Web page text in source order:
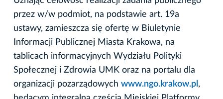
przez w/w podmiot, na podstawie art. 19a
ustawy, zamieszcza się ofertę w Biuletynie
Informacji Publicznej Miasta Krakowa, na
tablicach informacyjnych Wydziału Polityki
Społecznej i Zdrowia UMK oraz na portalu dla
organizacji pozarządowych www.ngo.krakow.pl ,